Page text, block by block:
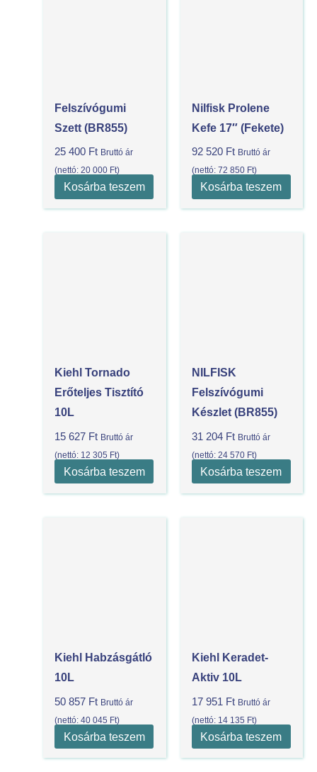
Felszívógumi
Szett (BR855)
25 400 Ft Bruttó ár
(nettó:20 000 Ft)
Kosárba teszem
Nilfisk Prolene
Kefe 17″ (Fekete)
92 520 Ft Bruttó ár
(nettó: 72 850 Ft)
Kosárba teszem
Kiehl Tornado
Erőteljes Tisztító
10L
15 627 Ft Bruttó ár
(nettó: 12 305 Ft)
Kosárba teszem
NILFISK
Felszívógumi
Készlet (BR855)
31 204 Ft Bruttó ár
(nettó: 24 570 Ft)
Kosárba teszem
Kiehl Habzásgátló
10L
50 857 Ft Bruttó ár
(nettó:40 045 Ft)
Kosárba teszem
Kiehl Keradet-
Aktiv 10L
17 951 Ft Bruttó ár
(nettó: 14 135 Ft)
Kosárba teszem